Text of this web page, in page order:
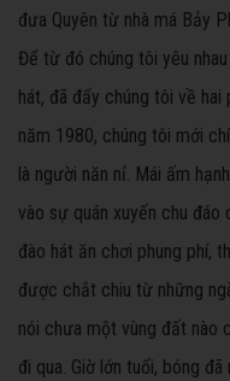
đưa Quyên từ nhà má Bảy
Để từ đó chúng tôi yêu
hát, đã đẩy chúng tôi về hai
năm 1980, chúng tôi mới
là người năn nỉ. Mái ấm
vào sự quán xuyến chu đáo
đào hát ăn chơi phung phí,
được chắt chiu từ những
nói chưa một vùng đất nào
đi qua. Giờ lớn tuổi, bóng